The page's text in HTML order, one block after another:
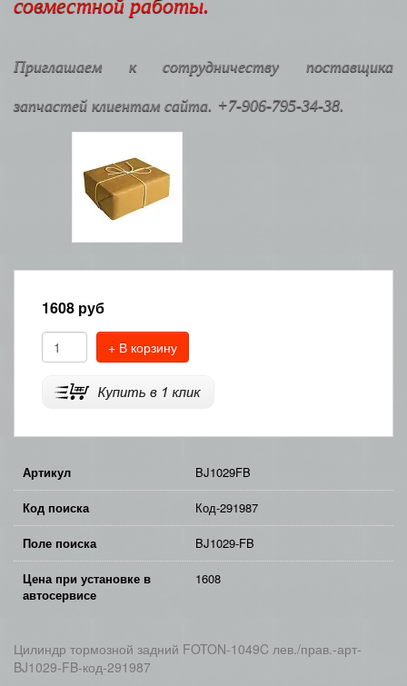
совместной работы.
Приглашаем к сотрудничеству поставщика
запчастей клиентам сайта. +7-906-795-34-38.
1608 руб
+ В корзину
Артикул BJ1029FB
Код поиска Код-291987
Поле поиска BJ1029-FB
Цена при установке в
автосервисе
1608
Цилиндр тормозной задний FOTON-1049C лев./прав.-арт-
BJ1029-FB-код-291987